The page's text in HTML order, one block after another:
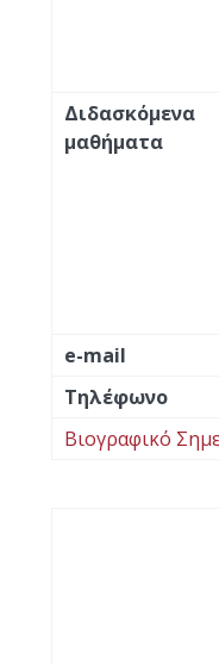
Διδασκόμενα
μαθήματα
e-mail
Τηλέφωνο
Βιογραφικό